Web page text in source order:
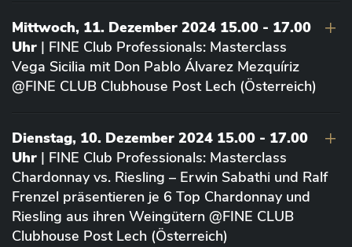
Mittwoch, 11. Dezember 2024 15.00 - 17.00
Uhr | FINE Club Professionals: Masterclass
Vega Sicilia mit Don Pablo Álvarez Mezquíriz
@FINE CLUB Clubhouse Post Lech (Österreich)
Dienstag, 10. Dezember 2024 15.00 - 17.00
Uhr | FINE Club Professionals: Masterclass
Chardonnay vs. Riesling – Erwin Sabathi und Ralf
Frenzel präsentieren je 6 Top Chardonnay und
Riesling aus ihren Weingütern @FINE CLUB
Clubhouse Post Lech (Österreich)